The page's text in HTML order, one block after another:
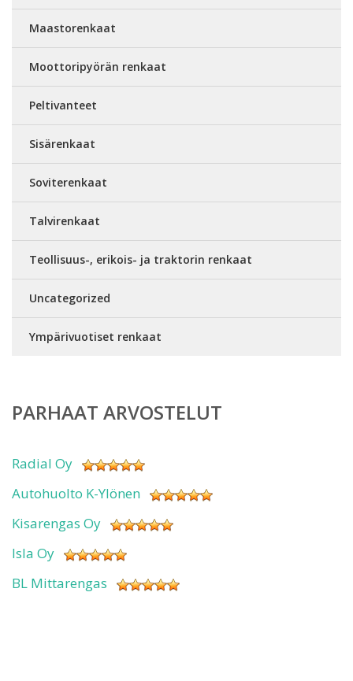
Maastorenkaat
Moottoripyörän renkaat
Peltivanteet
Sisärenkaat
Soviterenkaat
Talvirenkaat
Teollisuus-, erikois- ja traktorin renkaat
Uncategorized
Ympärivuotiset renkaat
PARHAAT ARVOSTELUT
Radial Oy
Autohuolto K-Ylönen
Kisarengas Oy
Isla Oy
BL Mittarengas